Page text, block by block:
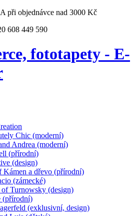
při objednávce nad 3000 Kč
608 449 590
fototapety - E-
Chic (moderní)
Andrea (moderní)
(přírodní)
(design)
Kámen a dřevo (přírodní)
(zámecké)
of Turnowsky (design)
(přírodní)
(exklusivní, design)